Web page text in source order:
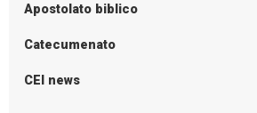
Apostolato biblico
Catecumenato
CEI news